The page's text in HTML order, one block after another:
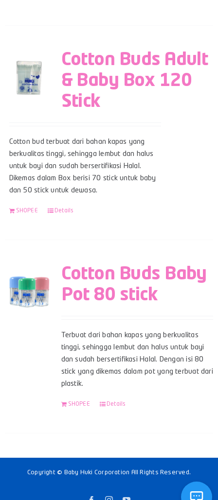
Cotton Buds Adult
& Baby Box 120
Stick
Cotton bud terbuat dari bahan kapas yang
berkualitas tinggi, sehingga lembut dan halus
untuk bayi dan sudah bersertifikasi Halal.
Dikemas dalam Box berisi 70 stick untuk baby
dan 50 stick untuk dewasa.
SHOPEE Details
Cotton Buds Baby
Pot 80 stick
Terbuat dari bahan kapas yang berkualitas
tinggi, sehingga lembut dan halus untuk bayi
dan sudah bersertifikasi Halal. Dengan isi 80
stick yang dikemas dalam pot yang terbuat dari
plastik.
SHOPEE Details
Copyright © Baby Huki Corporation All Rights Reserved.